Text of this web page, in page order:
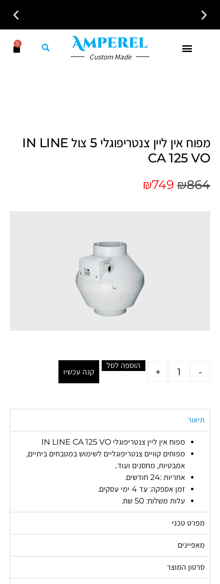
כל פתרונות האוורור והחימום במקום אחד לבית לעסק ולמשרד
Custom Made
0
מפוח אין ליין צנטריפוגלי 5 צול IN LINE
CA 125 VO
₪864
₪749
-
+
הוספה לסל
קנה עכשיו
תיאור
מפוח אין ליין צנטריפוגלי IN LINE CA 125 VO
מפוחים קוויים צנטריפוגליים לשימוש במטבחים ביתיים,
אמבטיות, מחסנים ועוד..
אחריות :24 חודשים.
זמן אספקה: עד 4 ימי עסקים.
עלות משלוח: 50 שח.
מפרט טכני
מאפיינים
סרטון המוצר